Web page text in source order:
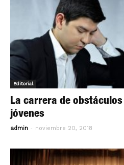
Editorial
La carrera de
jóvenes
admin - noviembre 20, 2018